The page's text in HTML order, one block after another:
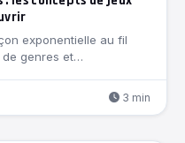
exponentielle au fil
de genres et…
3 min